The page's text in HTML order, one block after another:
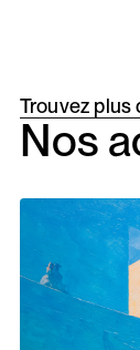
Trouvez
Nos